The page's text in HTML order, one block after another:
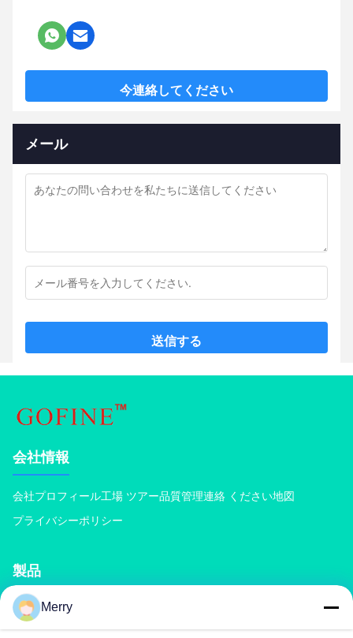
今連絡してください
メール
送信する
会社情報
会社プロフィール工場 ツアー品質管理連絡 ください地図
プライバシーポリシー
製品
堆肥化肥機化成肥料生産ライン
BB肥料の生産ライン二重ローラー肥料の造粒機
Merry